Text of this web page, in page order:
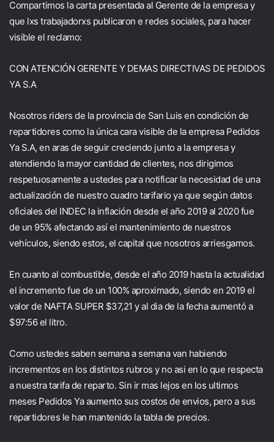
Compartimos la carta presentada al Gerente de la empresa y
que lxs trabajadorxs publicaron e redes sociales, para hacer
visible el reclamo:
CON ATENCIÓN GERENTE Y DEMAS DIRECTIVAS DE PEDIDOS
YA S.A
Nosotros riders de la provincia de San Luis en condición de
repartidores como la única cara visible de la empresa Pedidos
Ya S.A, en aras de seguir creciendo junto a la empresa y
atendiendo la mayor cantidad de clientes, nos dirigimos
respetuosamente a ustedes para notificar la necesidad de una
actualización de nuestro cuadro tarifario ya que según datos
oficiales del INDEC la inflación desde el año 2019 al 2020 fue
de un 95% afectando así el mantenimiento de nuestros
vehículos, siendo estos, el capital que nosotros arriesgamos.
En cuanto al combustible, desde el año 2019 hasta la actualidad
el incremento fue de un 100% aproximado, siendo en 2019 el
valor de NAFTA SUPER $37,21 y al dia de la fecha aumentó a
$97:56 el litro.
Como ustedes saben semana a semana van habiendo
incrementos en los distintos rubros y no asi en lo que respecta
a nuestra tarifa de reparto. Sin ir mas lejos en los ultimos
meses Pedidos Ya aumento sus costos de envios, pero a sus
repartidores le han mantenido la tabla de precios.